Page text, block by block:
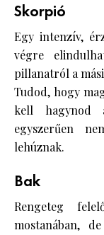
Skorpió
Egy intenzív,
végre
pillanatról a
Tudod, hogy
kell hagynod
egyszerűen
lehúznak.
Bak
Rengeteg
mostanában,